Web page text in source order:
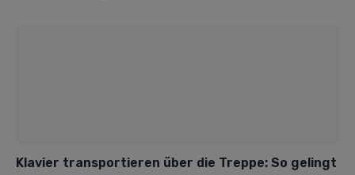
Klavier transportieren über die Treppe: So gelingt